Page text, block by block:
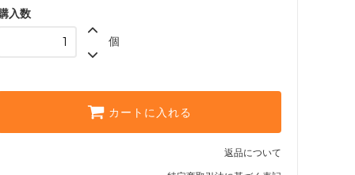
入数
個
カートに入れる
返品について